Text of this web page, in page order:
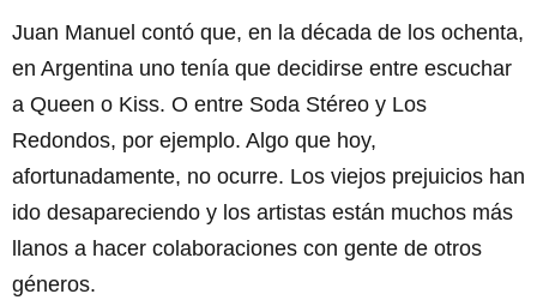
Juan Manuel contó que, en la década de los ochenta,
en Argentina uno tenía que decidirse entre escuchar
a Queen o Kiss. O entre Soda Stéreo y Los
Redondos, por ejemplo. Algo que hoy,
afortunadamente, no ocurre. Los viejos prejuicios han
ido desapareciendo y los artistas están muchos más
llanos a hacer colaboraciones con gente de otros
géneros.